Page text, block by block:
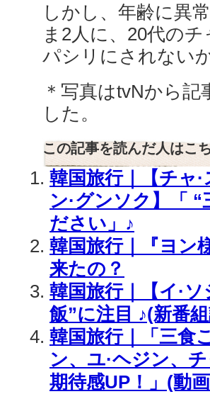
しかし、年齢に異
ま2人に、20代の
パシリにされない
＊写真はtvNから
した。
この記事を読んだ人はこ
韓国旅行｜【チャ
ン·グンソク】「
ださい」♪
韓国旅行｜『ヨン
来たの？
韓国旅行｜【イ·
飯”に注目 ♪(新番
韓国旅行｜「三食
ン、ユ·ヘジン、
期待感UP！」(動